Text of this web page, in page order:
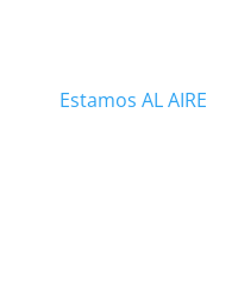
Estamos AL AIRE